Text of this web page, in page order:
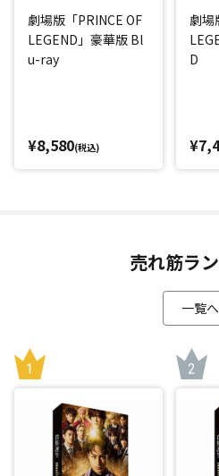
劇場版「PRINCE OF
LEGEND」豪華版 Bl
u-ray
¥8,580(税込)
劇場
D
売れ筋ラ
一覧へ